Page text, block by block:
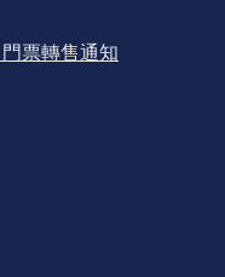
門票轉售通知